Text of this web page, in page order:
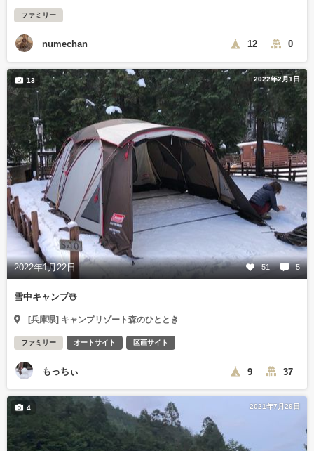
ファミリー
numechan 12 0
2022年2月1日
2022年1月22日 51 5
13
雪中キャンプ☃️
[兵庫県] キャンプリゾート森のひととき
ファミリー オートサイト 区画サイト
もっちぃ 9 37
2021年7月29日
4